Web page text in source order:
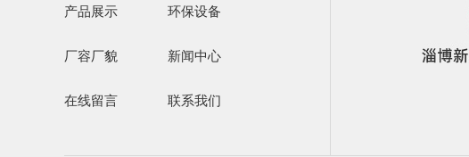
产品展示 环保设备
厂容厂貌 新闻中心
在线留言 联系我们